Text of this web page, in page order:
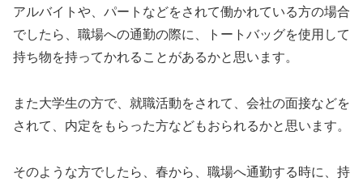
アルバイトや、パートなどをされて働かれている方の場合
でしたら、職場への通勤の際に、トートバッグを使用して
持ち物を持ってかれることがあるかと思います。
また大学生の方で、就職活動をされて、会社の面接などを
されて、内定をもらった方などもおられるかと思います。
そのような方でしたら、春から、職場へ通勤する時に、持